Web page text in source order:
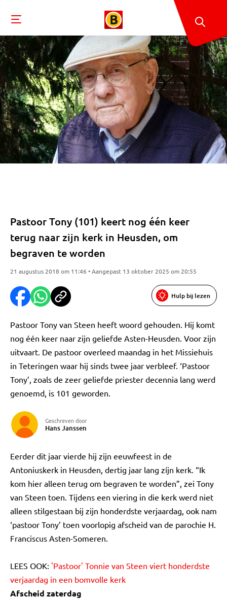
Pastoor Tony (101) keert nog één keer
terug naar zijn kerk in Heusden, om
begraven te worden
21 augustus 2018 om 11:46 • Aangepast 13 oktober 2025 om 20:55
Hulp bij lezen
Pastoor Tony van Steen heeft woord gehouden. Hij komt
nog één keer naar zijn geliefde Asten-Heusden. Voor zijn
uitvaart. De pastoor overleed maandag in het Missiehuis
in Teteringen waar hij sinds twee jaar verbleef. ‘Pastoor
Tony’, zoals de zeer geliefde priester decennia lang werd
genoemd, is 101 geworden.
Geschreven door
Hans Janssen
Eerder dit jaar vierde hij zijn eeuwfeest in de
Antoniuskerk in Heusden, dertig jaar lang zíjn kerk. “Ik
kom hier alleen terug om begraven te worden”, zei Tony
van Steen toen. Tijdens een viering in die kerk werd niet
alleen stilgestaan bij zijn honderdste verjaardag, ook nam
‘pastoor Tony’ toen voorlopig afscheid van de parochie H.
Franciscus Asten-Someren.
LEES OOK: 'Pastoor' Tonnie van Steen viert honderdste
verjaardag in een bomvolle kerk
Afscheid zaterdag